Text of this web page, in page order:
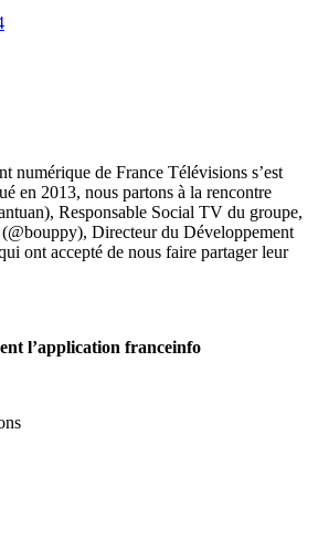
numérique de France Télévisions s’est
en 2013, nous partons à la rencontre
Responsable Social TV du groupe,
Directeur du Développement
ont accepté de nous faire partager leur
l’application franceinfo